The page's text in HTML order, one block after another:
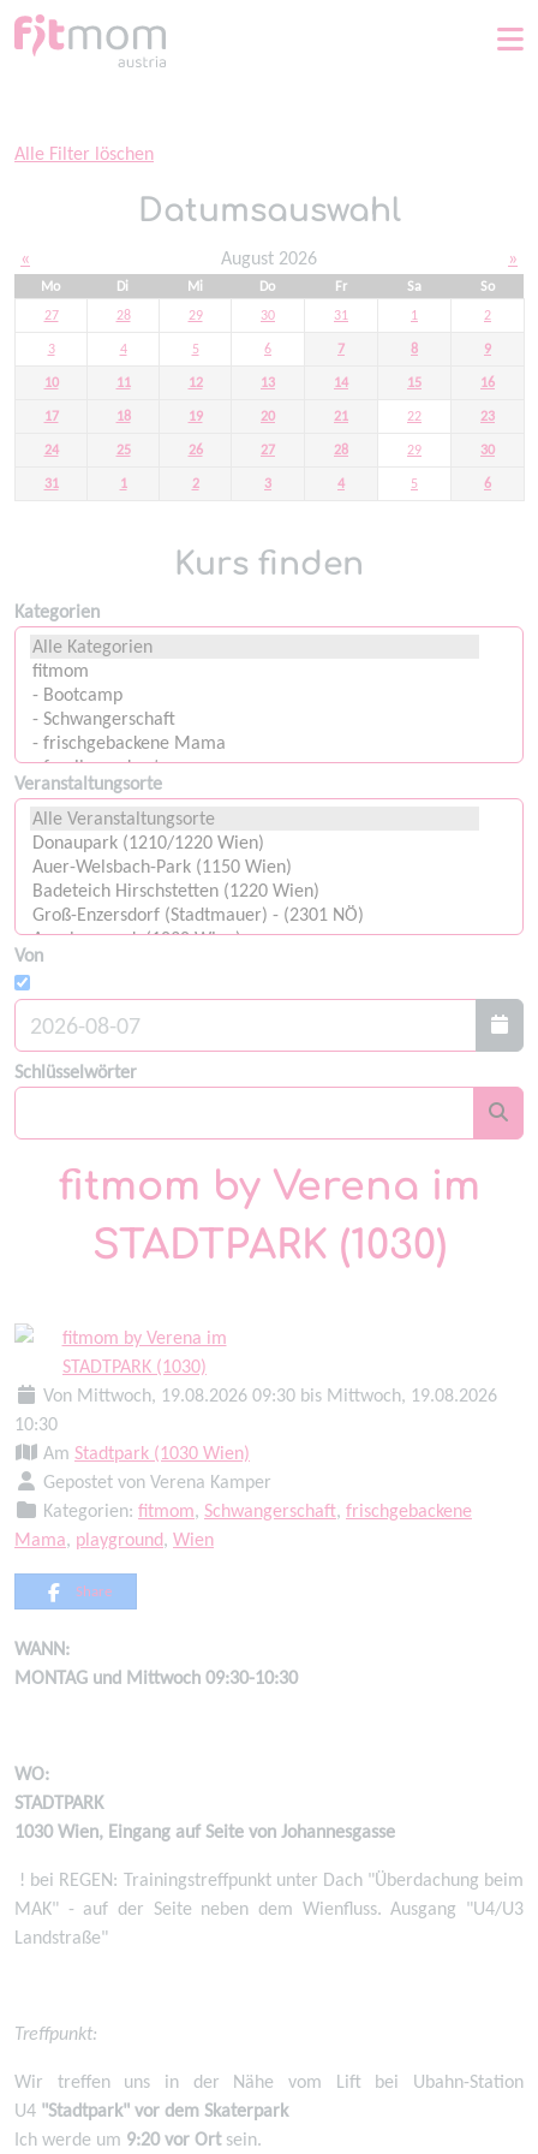
Home
Alle Filter löschen
Datumsauswahl
« August 2026 »
Mo Di Mi Do Fr Sa
So
27
28 29 30 31 1
2
3
4 5 6 7 8
9
10
11 12 13 14 15
16
17
18 19 20 21 22
23
24
25 26 27 28 29
30
31
1 2 3 4 5 6
Kurs finden
Kategorien
Veranstaltungsorte
Von
Schlüsselwörter
fitmom by Verena im
STADTPARK (1030)
Von Mittwoch, 19.08.2026 09:30 bis Mittwoch, 19.08.2026
10:30
Am Stadtpark (1030 Wien)
Gepostet von Verena Kamper
Kategorien: fitmom, Schwangerschaft, frischgebackene
Mama, playground, Wien
Share
WANN:
MONTAG und Mittwoch 09:30-10:30
WO:
STADTPARK
1030 Wien, Eingang auf Seite von Johannesgasse
! bei REGEN: Trainingstreffpunkt unter Dach "Überdachung beim
MAK" - auf der Seite neben dem Wienfluss. Ausgang "U4/U3
Landstraße"
Treffpunkt:
Wir treffen uns in der Nähe vom Lift bei Ubahn-Station
U4 "Stadtpark" vor dem Skaterpark
Ich werde um 9:20 vor Ortsein.